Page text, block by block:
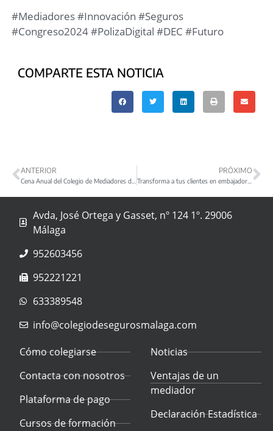
#Mediadores #Innovación #Seguros
#Congreso2024 #PolizaDigital #DEC #Futuro
COMPARTE ESTA NOTICIA
ANTERIOR
Cena Anual del Colegio de Mediadores de Seguros de Málaga 2024
PRÓXIMO
Transforma a tus clientes en embajadores de tu marca
Avda, José Ortega y Gasset, nº 124 1º. 29006
Málaga
952603456
952221221
633389548
info@colegiodesegurosmalaga.com
Cómo colegiarse
Contacta con nosotros
Plataforma de pago
Cursos de formación
Noticias
Ventajas de un
mediador
Declaración Estadística